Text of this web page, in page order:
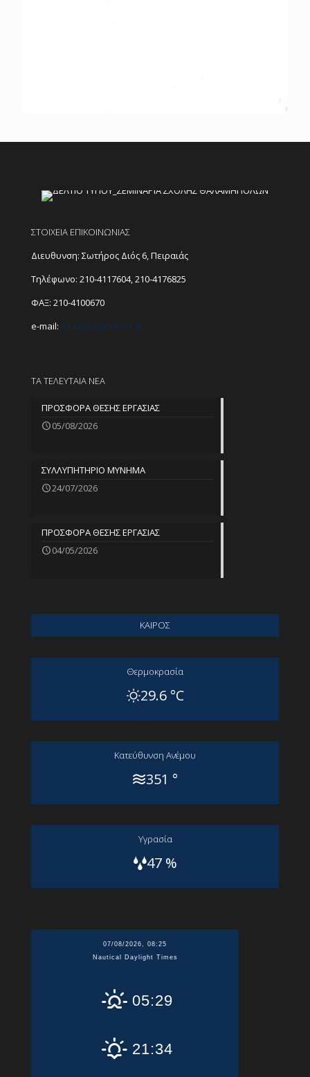
ΣΤΟΙΧΕΙΑ ΕΠΙΚΟΙΝΩΝΙΑΣ
Διευθυνση: Σωτήρος Διός 6, Πειραιάς
Τηλέφωνο: 210-4117604,210-4176825
ΦΑΞ: 210-4100670
e-mail: peathen@otenet.gr
ΤΑ ΤΕΛΕΥΤΑΙΑ ΝΕΑ
ΠΡΟΣΦΟΡΑ ΘΕΣΗΣ ΕΡΓΑΣΙΑΣ
05/08/2026
ΣΥΛΛΥΠΗΤΗΡΙΟ ΜΥΝΗΜΑ
24/07/2026
ΠΡΟΣΦΟΡΑ ΘΕΣΗΣ ΕΡΓΑΣΙΑΣ
04/05/2026
ΚΑΙΡΟΣ
Θερμοκρασία
29.6 °C
Kατεύθυνση Aνέμου
351 °
Yγρασία
47 %
07/08/2026, 08:25
Nautical Daylight Times
05:29
21:34